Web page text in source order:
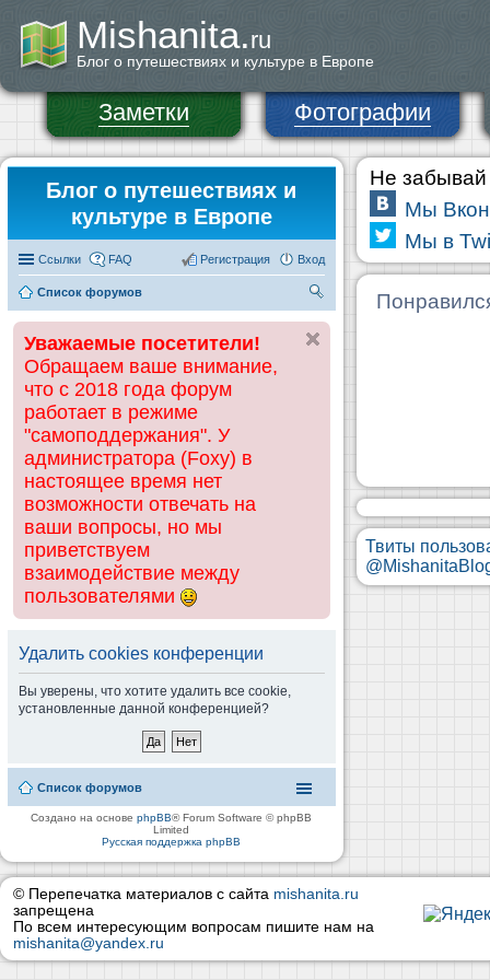
Mishanita.ru
Блог о путешествиях и культуре в Европе
Заметки Фотографии
Блог о путешествиях и
культуре в Европе
Ссылки FAQ Вход
Регистрация
Список форумов
ск
Уважаемые посетители!
Обращаем ваше внимание,
что с 2018 года форум
работает в режиме
"самоподдержания". У
администратора (Foxy) в
настоящее время нет
возможности отвечать на
ваши вопросы, но мы
приветствуем
взаимодействие между
пользователями
Удалить cookies конференции
Вы уверены, что хотите удалить все cookie,
установленные данной конференцией?
Список форумов
Создано на основеphpBB® Forum Software © phpBB
Limited
Русская поддержка phpBB
Не забывай
Мы
Мы в
Твиты
© Перепечатка материалов с сайта mishanita.ru
запрещена
По всем интересующим вопросам пишите нам на
mishanita@yandex.ru